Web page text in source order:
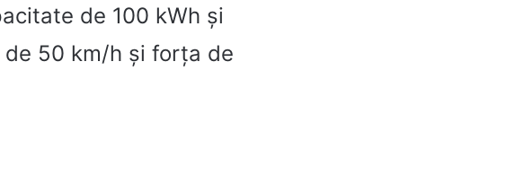
de 100 kWh și
50 km/h și forța de